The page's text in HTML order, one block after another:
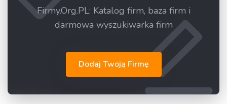
Firmy.Org.PL: Katalog firm, baza firm i
darmowa wyszukiwarka firm
Dodaj Twoją Firmę